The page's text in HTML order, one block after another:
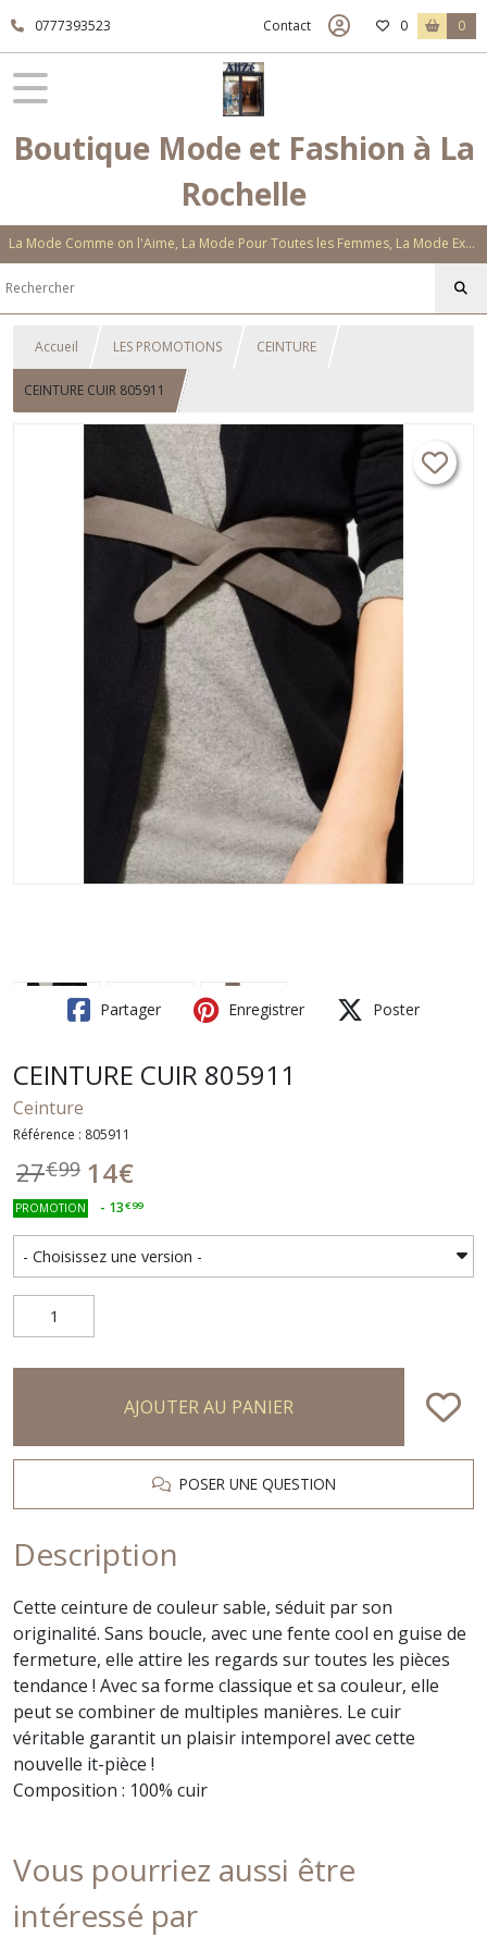
0777393523 Contact 0 0
Boutique Mode et Fashion à La
Rochelle
La Mode Comme on l'Aime, La Mode Pour Toutes les Femmes, La Mode Exclusive Aux Matières Et Couleurs Novatrices, La Mode Qui Vous Séduira
Accueil LES PROMOTIONS CEINTURE
CEINTURE CUIR 805911
Partager Enregistrer Poster
CEINTURE CUIR 805911
Ceinture
Référence : 805911
27€99 14€
PROMOTION - 13€99
AJOUTER AU PANIER
POSER UNE QUESTION
Description
Cette ceinture de couleur sable, séduit par son
originalité. Sans boucle, avec une fente cool en guise de
fermeture, elle attire les regards sur toutes les pièces
tendance ! Avec sa forme classique et sa couleur, elle
peut se combiner de multiples manières. Le cuir
véritable garantit un plaisir intemporel avec cette
nouvelle it-pièce !
Composition : 100% cuir
Vous pourriez aussi être
intéressé par